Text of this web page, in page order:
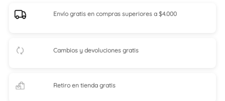
Envío gratis en compras superiores a $4.000
Cambios y devoluciones gratis
Retiro en tiendagratis